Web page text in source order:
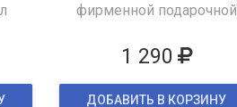
фирменной подарочной
1 290
ДОБАВИТЬ В КОРЗИНУ